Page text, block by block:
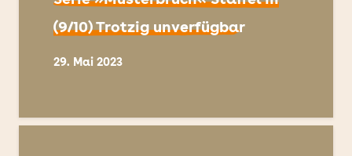
(9/10) Trotzig unverfügbar
29. Mai 2023